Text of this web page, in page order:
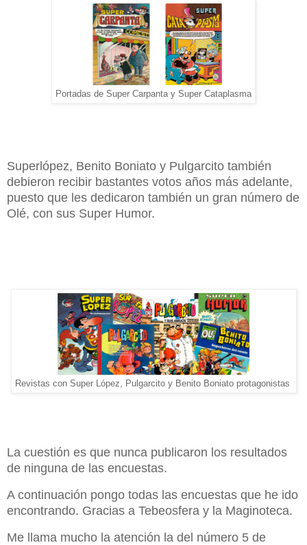
Portadas de Super Carpanta y Super Cataplasma
Superlópez, Benito Boniato y Pulgarcito también
debieron recibir bastantes votos años más adelante,
puesto que les dedicaron también un gran número de
Olé, con sus Super Humor.
Revistas con Super López, Pulgarcito y Benito Boniato protagonistas
La cuestión es que nunca publicaron los resultados
de ninguna de las encuestas.
A continuación pongo todas las encuestas que he ido
encontrando. Gracias a Tebeosfera y la Maginoteca.
Me llama mucho la atención la del número 5 de